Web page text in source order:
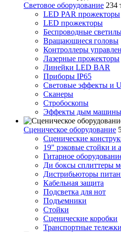
Световое оборудование 234
LED PAR прожекторы
LED прожекторы
Беспроводные
Вращающиеся головы
Контроллеры
Лазерные прожекторы
Линейки LED BAR
Приборы IP65
Световые эффекты и
Сканеры
Стробоскопы
Эффекты дым машины
Сценическое оборудование
Сценические
19" рэковые стойки и
Гитарное
Ди боксы сплиттеры
Дистрибьюторы
Кабельная защита
Подсветка для нот
Подъемники
Стойки
Сценические коробки
Транспортные тележки